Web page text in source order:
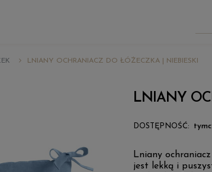
LNIANY OCHRANIACZ DO ŁÓŻECZKA | NIEBIESKI
LNIANY
DOSTĘPNOŚĆ:
Lniany
jest lekką i